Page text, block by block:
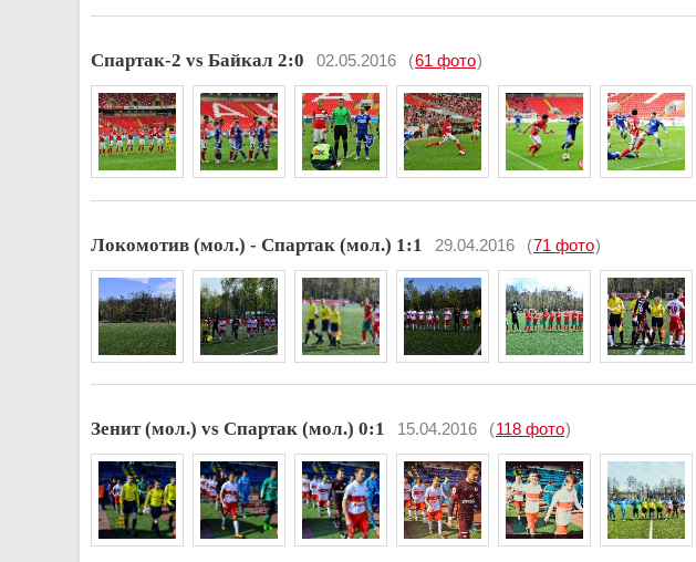
Спартак-2 vs Байкал 2:0 02.05.2016 (61 фото)
Локомотив (мол.) - Спартак (мол.) 1:1 29.04.2016 (71 фото)
Зенит (мол.) vs Спартак (мол.) 0:1 15.04.2016 (118 фото)